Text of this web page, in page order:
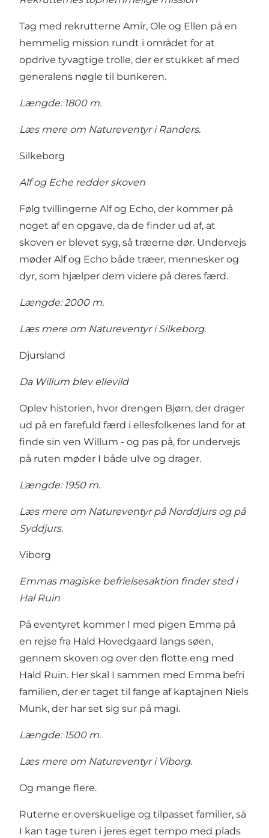
Tag med rekrutterne Amir, Ole og Ellen på en
hemmelig mission rundt i området for at
opdrive tyvagtige trolle, der er stukket af med
generalens nøgle til bunkeren.
Længde: 1800 m.
Læs mere om Natureventyr i Randers.
Silkeborg
Alf og Eche redder skoven
Følg tvillingerne Alf og Echo, der kommer på
noget af en opgave, da de finder ud af, at
skoven er blevet syg, så træerne dør. Undervejs
møder Alf og Echo både træer, mennesker og
dyr, som hjælper dem videre på deres færd.
Længde: 2000 m.
Læs mere om Natureventyr i Silkeborg.
Djursland
Da Willum blev ellevild
Oplev historien, hvor drengen Bjørn, der drager
ud på en farefuld færd i ellesfolkenes land for at
finde sin ven Willum - og pas på, for undervejs
på ruten møder I både ulve og drager.
Længde: 1950 m.
Læs mere om Natureventyr på Norddjursog på
Syddjurs.
Viborg
Emmas magiske befrielsesaktion finder sted i
Hal Ruin
På eventyret kommer I med pigen Emma på
en rejse fra Hald Hovedgaard langs søen,
gennem skoven og over den flotte eng med
Hald Ruin. Her skal I sammen med Emma befri
familien, der er taget til fange af kaptajnen Niels
Munk, der har set sig sur på magi.
Længde: 1500 m.
Læs mere om Natureventyr i Viborg.
Og mange flere.
Ruterne er overskuelige og tilpasset familier, så
I kan tage turen i jeres eget tempo med plads